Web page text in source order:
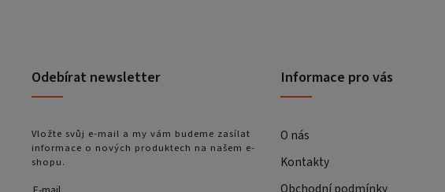
Odebírat newsletter
Vložte svůj e-mail a my vám budeme zasílat
informace o nových produktech na našem e-
shopu.
Informace pro vás
O nás
Kontakty